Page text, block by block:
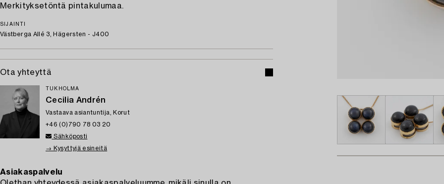
Merkityksetöntä pintakulumaa.
SIJAINTI
Västberga Allé 3, Hägersten - J400
Ota yhteyttä
TUKHOLMA
Cecilia Andrén
Vastaava asiantuntija, Korut
+46 (0)790 78 03 20
Sähköposti
→ Kysyttyjä esineitä
Asiakaspalvelu